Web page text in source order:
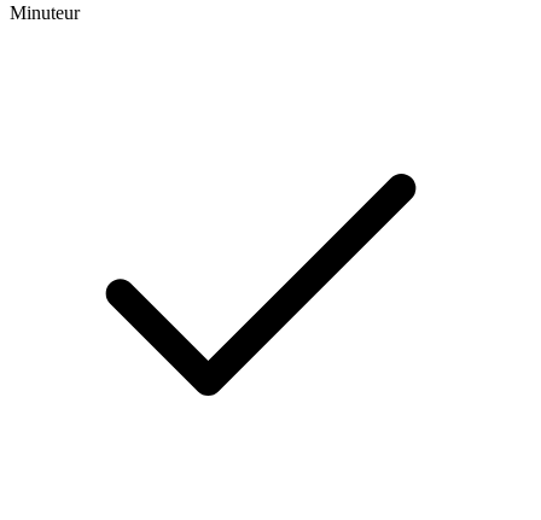
Minuteur